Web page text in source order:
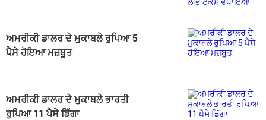
ਅਮਰੀਕੀ ਡਾਲਰ ਦੇ ਮੁਕਾਬਲੇ ਰੁਪਿਆ 5
ਪੈਸੇ ਹੋਇਆ ਮਜ਼ਬੂਤ
ਅਮਰੀਕੀ ਡਾਲਰ ਦੇ ਮੁਕਾਬਲੇ ਭਾਰਤੀ
ਰੁਪਿਆ 11 ਪੈਸੇ ਡਿੱਗਾ